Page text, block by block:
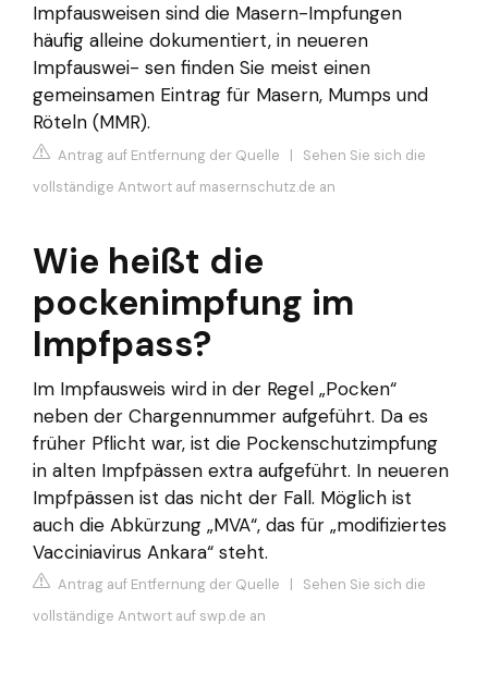
Impfausweisen sind die Masern-Impfungen
häufig alleine dokumentiert, in neueren
Impfauswei- sen finden Sie meist einen
gemeinsamen Eintrag für Masern, Mumps und
Röteln (MMR).
Antrag auf Entfernung der Quelle | Sehen Sie sich die
vollständige Antwort auf masernschutz.de an
Wie heißt die
pockenimpfung im
Impfpass?
Im Impfausweis wird in der Regel „Pocken“
neben der Chargennummer aufgeführt. Da es
früher Pflicht war, ist die Pockenschutzimpfung
in alten Impfpässen extra aufgeführt. In neueren
Impfpässen ist das nicht der Fall. Möglich ist
auch die Abkürzung „MVA“, das für „modifiziertes
Vacciniavirus Ankara“ steht.
Antrag auf Entfernung der Quelle | Sehen Sie sich die
vollständige Antwort auf swp.de an